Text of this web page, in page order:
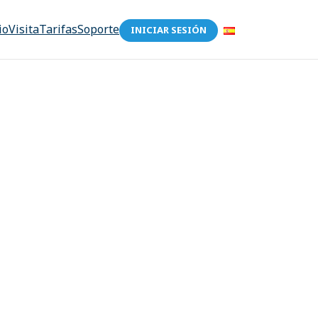
VisitaTarifasSoporte INICIAR SESIÓN